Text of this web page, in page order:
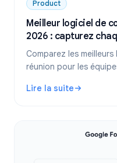
Product
Meilleur logiciel de
2026 : capturez
automatiquement
Comparez les
réunion pour les
pour ne rien perdre
Lire la suite
: Meilleur logiciel de